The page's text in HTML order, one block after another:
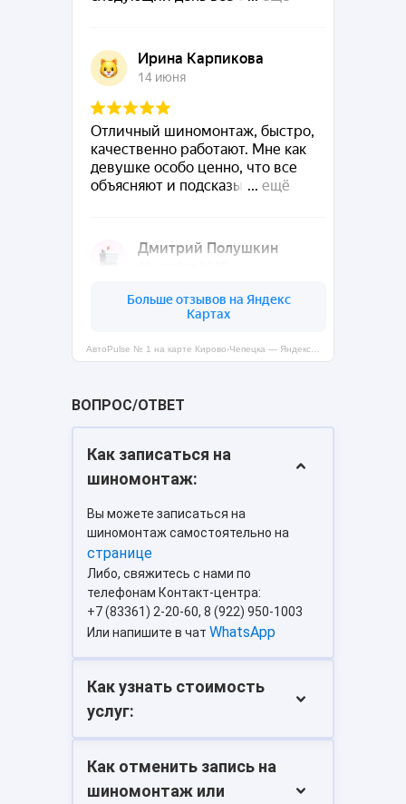
ВОПРОС/ОТВЕТ
Как записаться на
шиномонтаж:
Вы можете записаться на
шиномонтаж самостоятельно на
странице
Либо, свяжитесь с нами по
телефонам Контакт-центра:
+7 (83361) 2-20-60, 8 (922) 950-1003
Или напишите в чат WhatsApp
Как узнать стоимость
услуг:
Как отменить запись на
шиномонтаж или